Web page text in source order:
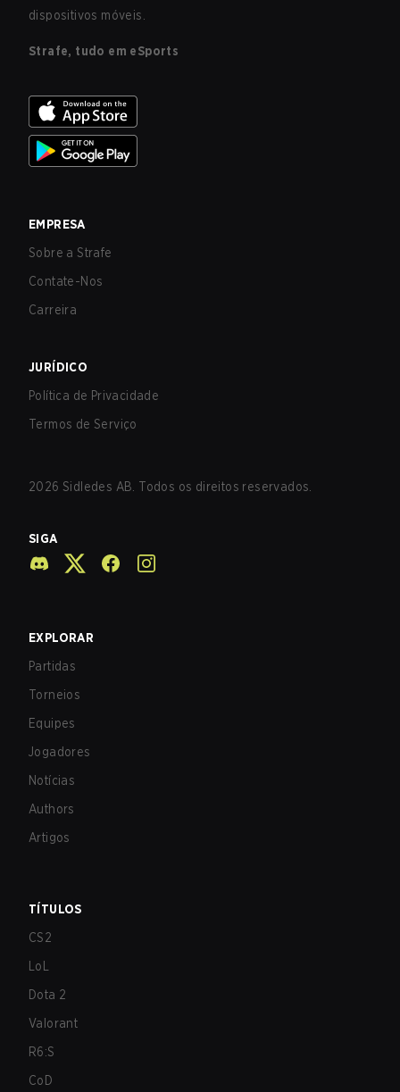
dispositivos móveis.
Strafe, tudo em eSports
EMPRESA
Sobre a Strafe
Contate-Nos
Carreira
JURÍDICO
Política de Privacidade
Termos de Serviço
2026 Sidledes AB. Todos os direitos reservados.
SIGA
EXPLORAR
Partidas
Torneios
Equipes
Jogadores
Notícias
Authors
Artigos
TÍTULOS
CS2
LoL
Dota 2
Valorant
R6:S
CoD